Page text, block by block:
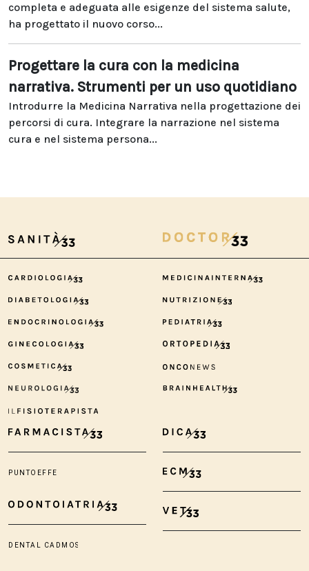
completa e adeguata alle esigenze del sistema salute,
ha progettato il nuovo corso...
Progettare la cura con la medicina
narrativa. Strumenti per un uso quotidiano
Introdurre la Medicina Narrativa nella progettazione dei
percorsi di cura. Integrare la narrazione nel sistema
cura e nel sistema persona...